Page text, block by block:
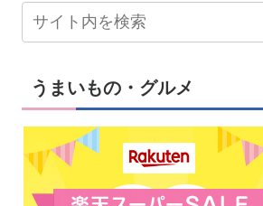
うまいもの・グルメ